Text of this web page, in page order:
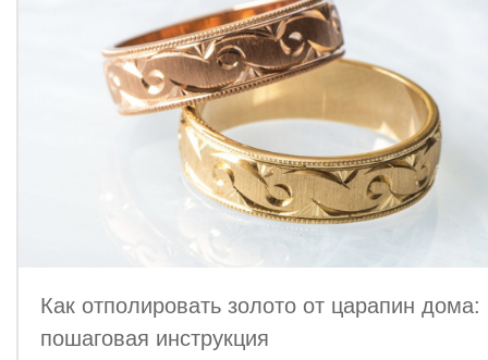
Как отполировать золото от царапин дома:
пошаговая инструкция